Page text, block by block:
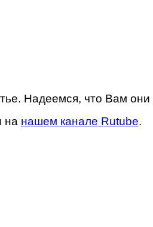
Надеемся, что Вам они
на нашем канале Rutube.